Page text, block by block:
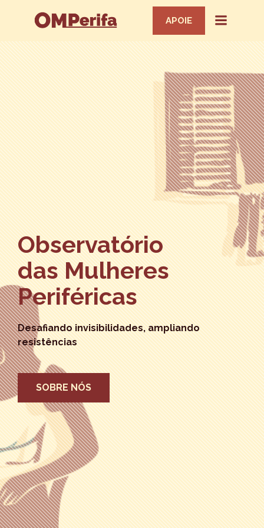
APOIE
Observatório
das Mulheres
Periféricas
Desafiando invisibilidades, ampliando
resistências
SOBRE NÓS